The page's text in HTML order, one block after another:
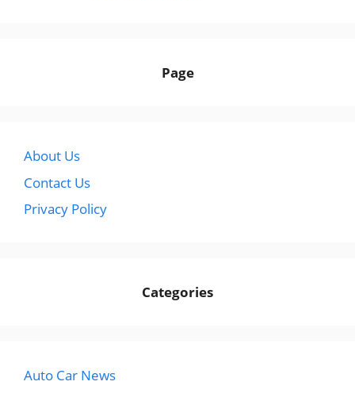
Page
About Us
Contact Us
Privacy Policy
Categories
Auto Car News